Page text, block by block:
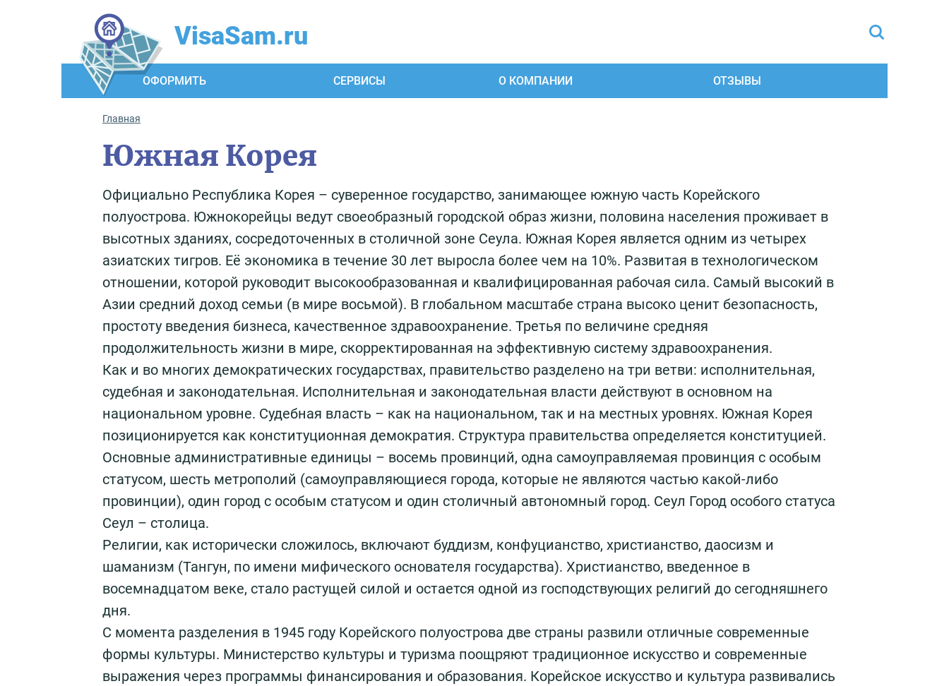
VisaSam.ru
ОФОРМИТЬ СЕРВИСЫ О КОМПАНИИ ОТЗЫВЫ
Главная
Южная Корея
Официально Республика Корея – суверенное государство, занимающее южную часть Корейского
полуострова. Южнокорейцы ведут своеобразный городской образ жизни, половина населения проживает в
высотных зданиях, сосредоточенных в столичной зоне Сеула. Южная Корея является одним из четырех
азиатских тигров. Её экономика в течение 30 лет выросла более чем на 10%. Развитая в технологическом
отношении, которой руководит высокообразованная и квалифицированная рабочая сила. Самый высокий в
Азии средний доход семьи (в мире восьмой). В глобальном масштабе страна высоко ценит безопасность,
простоту введения бизнеса, качественное здравоохранение. Третья по величине средняя
продолжительность жизни в мире, скорректированная на эффективную систему здравоохранения.
Как и во многих демократических государствах, правительство разделено на три ветви: исполнительная,
судебная и законодательная. Исполнительная и законодательная власти действуют в основном на
национальном уровне. Судебная власть – как на национальном, так и на местных уровнях. Южная Корея
позиционируется как конституционная демократия. Структура правительства определяется конституцией.
Основные административные единицы – восемь провинций, одна самоуправляемая провинция с особым
статусом, шесть метрополий (самоуправляющиеся города, которые не являются частью какой-либо
провинции), один город с особым статусом и один столичный автономный город. Сеул Город особого статуса
Сеул – столица.
Религии, как исторически сложилось, включают буддизм, конфуцианство, христианство, даосизм и
шаманизм (Тангун, по имени мифического основателя государства). Христианство, введенное в
восемнадцатом веке, стало растущей силой и остается одной из господствующих религий до сегодняшнего
дня.
С момента разделения в 1945 году Корейского полуострова две страны развили отличные современные
формы культуры. Министерство культуры и туризма поощряют традиционное искусство и современные
выражения через программы финансирования и образования. Корейское искусство и культура развивались